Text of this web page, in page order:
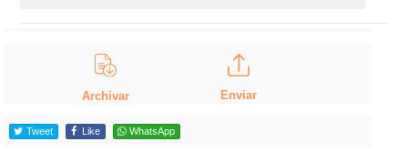
Archivar Enviar
Tweet Like WhatsApp